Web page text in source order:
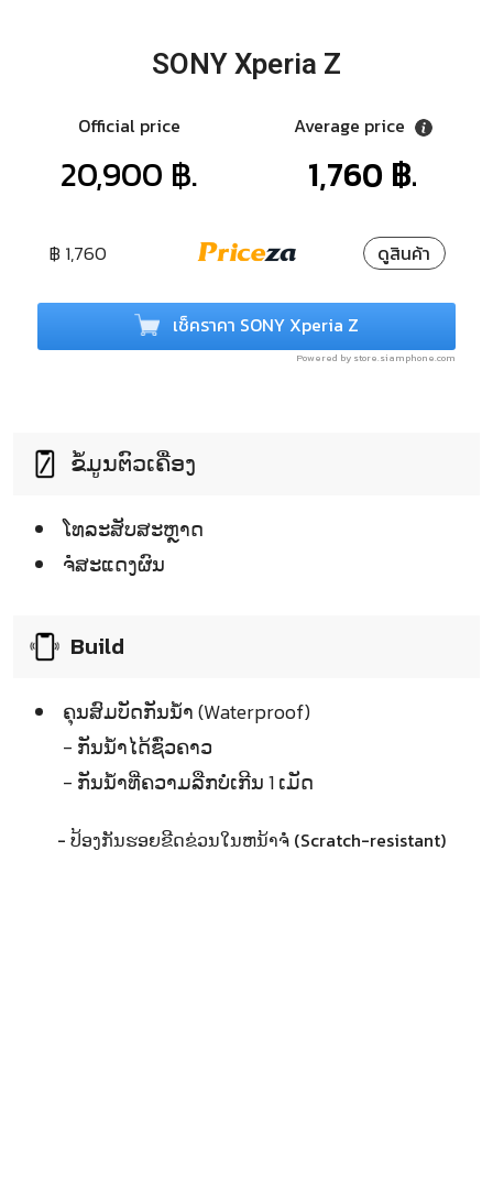
SONY Xperia Z
Official price
20,900 ฿.
Average price
1,760 ฿.
฿ 1,760 ดูสินค้า
เช็คราคา SONY Xperia Z
Powered by store.siamphone.com
ຂໍ້ມູນຕົວເຄື່ອງ
ໂທລະສັບສະຫຼາດ
ຈໍໍສະແດງຜົນ
Build
ຄຸນສົມບັດກັນນ້ຳ (Waterproof)
- ກັນນ້ຳໄດ້ຊົ່ວຄາວ
- ກັນນ້ຳທີ່ຄວາມລືກບໍ່ເກີນ 1 ເມັດ
- ປ້ອງກັນຮອຍຂີດຂ່ວນໃນຫນ້າຈໍໍ (Scratch-resistant)